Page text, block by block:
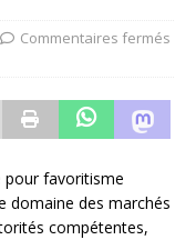
Commentaires fermés
pour favoritisme
domaine des marchés
compétentes,